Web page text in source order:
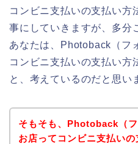
コンビニ支払いの支払い方
事にしていきますが、多分
あなたは、Photoback（フ
コンビニ支払いの支払い方
と、考えているのだと思い
そもそも、Photoback（
お店ってコンビニ支払い